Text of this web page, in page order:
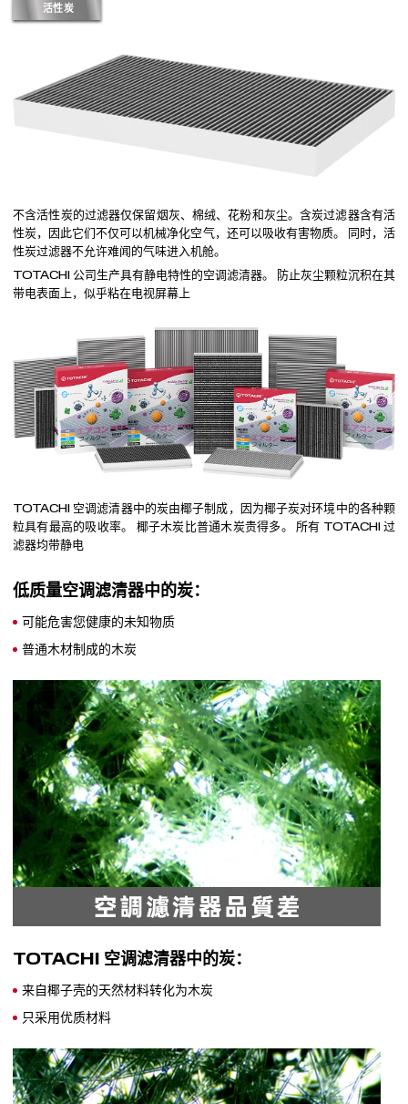
活性炭
不含活性炭的过滤器仅保留烟灰、棉绒、花粉和灰尘。含炭过滤器含有活
性炭，因此它们不仅可以机械净化空气，还可以吸收有害物质。 同时，活
性炭过滤器不允许难闻的气味进入机舱。
TOTACHI 公司生产具有静电特性的空调滤清器。 防止灰尘颗粒沉积在其
带电表面上，似乎粘在电视屏幕上
TOTACHI 空调滤清器中的炭由椰子制成，因为椰子炭对环境中的各种颗
粒具有最高的吸收率。 椰子木炭比普通木炭贵得多。 所有 TOTACHI 过
滤器均带静电
低质量空调滤清器中的炭：
可能危害您健康的未知物质
普通木材制成的木炭
TOTACHI 空调滤清器中的炭：
来自椰子壳的天然材料转化为木炭
只采用优质材料